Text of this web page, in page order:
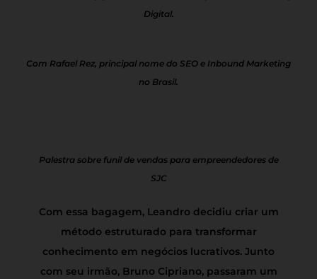
Digital.
Com Rafael Rez, principal nome do SEO e Inbound Marketing
no Brasil.
Palestra sobre funil de vendas para empreendedores de
SJC
Com essa bagagem, Leandro decidiu criar um
método estruturado para transformar
conhecimento em negócios lucrativos. Junto
com seu irmão, Bruno Cipriano, passaram um